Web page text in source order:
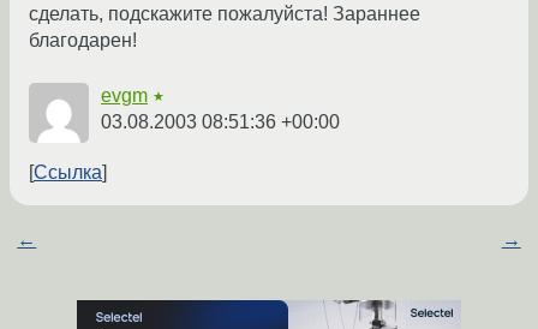
сделать, подскажите пожалуйста! Зараннее
благодарен!
evgm ★
03.08.2003 08:51:36 +00:00
Ссылка
← →